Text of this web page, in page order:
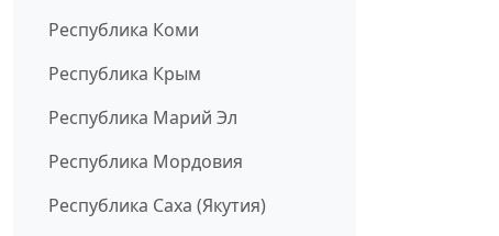
Республика Коми
Республика Крым
Республика Марий Эл
Республика Мордовия
Республика Саха (Якутия)